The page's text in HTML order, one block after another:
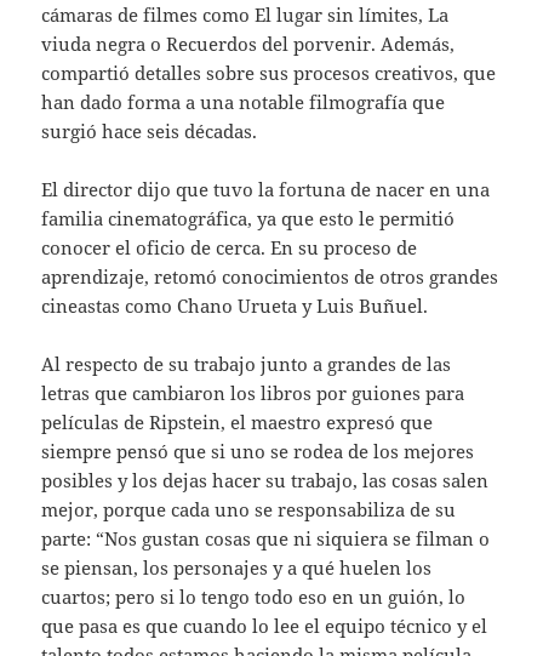
cámaras de filmes como El lugar sin límites, La
viuda negra o Recuerdos del porvenir. Además,
compartió detalles sobre sus procesos creativos, que
han dado forma a una notable filmografía que
surgió hace seis décadas.
El director dijo que tuvo la fortuna de nacer en una
familia cinematográfica, ya que esto le permitió
conocer el oficio de cerca. En su proceso de
aprendizaje, retomó conocimientos de otros grandes
cineastas como Chano Urueta y Luis Buñuel.
Al respecto de su trabajo junto a grandes de las
letras que cambiaron los libros por guiones para
películas de Ripstein, el maestro expresó que
siempre pensó que si uno se rodea de los mejores
posibles y los dejas hacer su trabajo, las cosas salen
mejor, porque cada uno se responsabiliza de su
parte: “Nos gustan cosas que ni siquiera se filman o
se piensan, los personajes y a qué huelen los
cuartos; pero si lo tengo todo eso en un guión, lo
que pasa es que cuando lo lee el equipo técnico y el